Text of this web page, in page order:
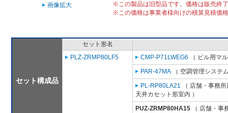
画像拡大
※この製品は旧型品です。価格は販売終
※この価格は事業者様向けの積算見積価
セット構成品
セット形名
PLZ-ZRMP80LF5
CMP-P71LWEG6 （ ビル用マ
PAR-47MA （ 空調管理システ
PL-RP80LA21 （ 店舗・事務
天井カセット形室内 ）
PUZ-ZRMP80HA15 （ 店舗・事